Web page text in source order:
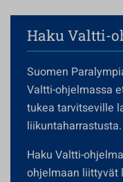
Haku Valtti-
Suomen
Valtti-ohjelmassa
tukea tarvitseville
liikuntaharrastusta.
Haku Valtti-
ohjelmaan liittyvät